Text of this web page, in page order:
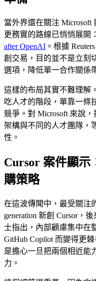
當外界還在關注 Microsoft
更務實的路線已悄悄展開：
after OpenAI 。根據
創交易，目的並不是立刻
選項，降低單一合作關係
這樣的布局其實不難理解
吃人才的階段，單靠一條
競爭。對 Microsoft 來說
架構與不同的人才團隊，
性。
Cursor 案件顯示
購策略
在這波傳聞中，最受關注
generation 新創 Cursor，
士指出，內部顧慮集中在
GitHub Copilot 而變得更
是擔心一旦把兩個相近能
力。